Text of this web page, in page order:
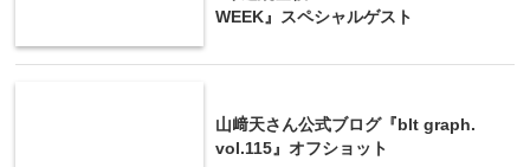
WEEK』スペシャルゲスト
山﨑天さん公式ブログ『blt graph.
vol.115』オフショット